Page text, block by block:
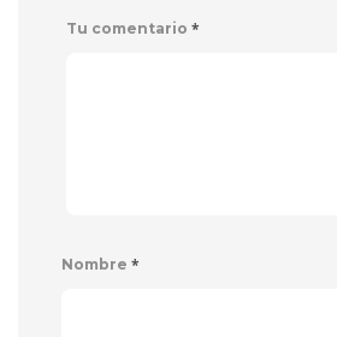
Tu comentario *
Nombre *